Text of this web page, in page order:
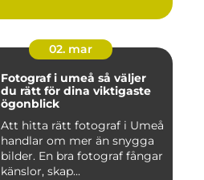
02. mar
Fotograf i umeå så väljer
du rätt för dina viktigaste
ögonblick
Att hitta rätt fotograf i Umeå
handlar om mer än snygga
bilder. En bra fotograf fångar
känslor, skap...